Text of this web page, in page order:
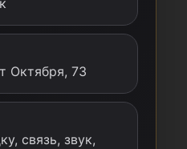
Октября, 73
связь, звук,